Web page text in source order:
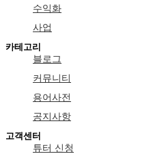
수익화
사업
카테고리
블로그
커뮤니티
용어사전
공지사항
고객센터
튜터 신청